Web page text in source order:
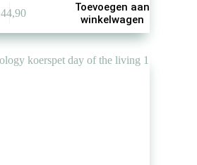
44,90
Toevoegen aan
winkelwagen